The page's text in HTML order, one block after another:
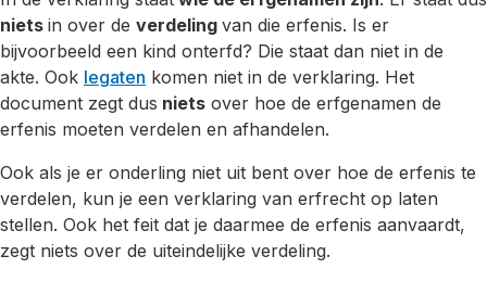
niets in over de verdeling van die erfenis. Is er
bijvoorbeeld een kind onterfd? Die staat dan niet in de
akte. Ook legaten komen niet in de verklaring. Het
document zegt dus niets over hoe de erfgenamen de
erfenis moeten verdelen en afhandelen.
Ook als je er onderling niet uit bent over hoe de erfenis te
verdelen, kun je een verklaring van erfrecht op laten
stellen. Ook het feit dat je daarmee de erfenis aanvaardt,
zegt niets over de uiteindelijke verdeling.